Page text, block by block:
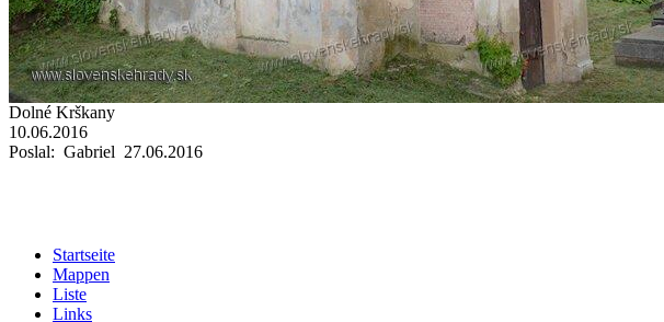
Dolné Krškany
10.06.2016
Poslal: Gabriel 27.06.2016
Startseite
Mappen
Liste
Links